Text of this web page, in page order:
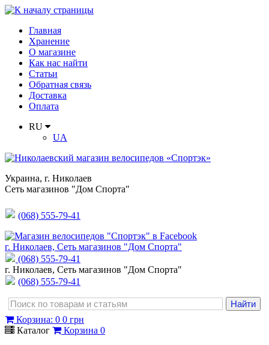
Главная
Хранение
О магазине
Как нас найти
Статьи
Обратная связь
Доставка
Оплата
RU
UA
Украина, г. Николаев
Сеть магазинов "Дом Спорта"
(068) 555-79-41
г. Николаев, Сеть магазинов "Дом Спорта"
(068) 555-79-41
г. Николаев, Сеть магазинов "Дом Спорта"
(068) 555-79-41
Корзина: 0 0 грн
Каталог
Корзина 0